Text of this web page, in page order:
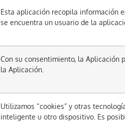
Esta aplicación recopila información
se encuentra un usuario de la
Con su consentimiento, la
la Aplicación.
Utilizamos “cookies” y otras
inteligente u otro dispositivo. Es